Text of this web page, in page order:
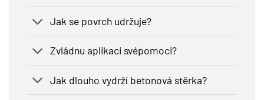
Jak se povrch udržuje?
Zvládnu aplikaci svépomoci?
Jak dlouho vydrží betonová stěrka?